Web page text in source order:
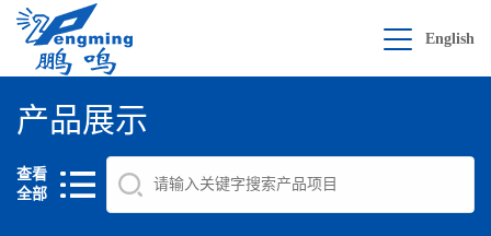
English
产品展示
查看
全部